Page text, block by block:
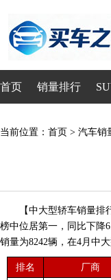
首页 销量排行
当前位置： 首页 > 汽车销
【中大型轿车销量
榜中位居第一，同比下降
销量为8242辆，在4月中
排名 厂商